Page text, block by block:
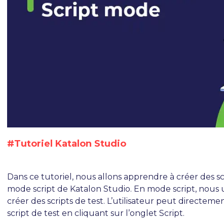
#Tutoriel Katalon Studio
Dans ce tutoriel, nous allons apprendre à créer des
mode script de Katalon Studio. En mode script, nous
créer des scripts de test. L’utilisateur peut
script de test en cliquant sur l’onglet Script.